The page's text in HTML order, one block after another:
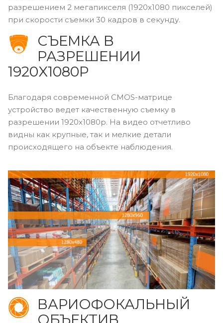
разрешением 2 мегапикселя (1920x1080 пикселей)
при скорости съемки 30 кадров в секунду.
СЪЕМКА В
РАЗРЕШЕНИИ
1920X1080P
Благодаря современной CMOS-матрице
устройство ведет качественную съемку в
разрешении 1920x1080p. На видео отчетливо
видны как крупные, так и мелкие детали
происходящего на объекте наблюдения.
ВАРИОФОКАЛЬНЫЙ
ОБЪЕКТИВ